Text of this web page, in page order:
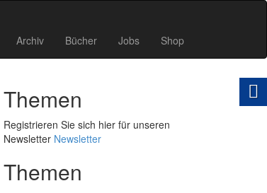
Archiv Bücher Jobs Shop
Themen
Registrieren Sie sich hier für unseren
Newsletter Newsletter
Themen